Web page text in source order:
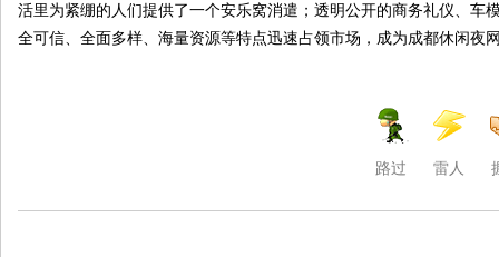
活里为紧绷的人们提供了一个安乐窝消遣；透明公开的商务礼仪、
全可信、全面多样、海量资源等特点迅速占领市场，成为成都休闲夜
路过 雷人